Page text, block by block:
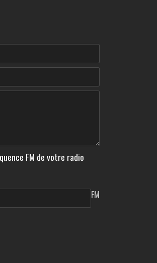
FM de votre radio
FM